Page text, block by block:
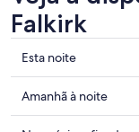
Falkirk
Confira
os
preços
em
Esta noite
Confira
os
Amanhã à noite